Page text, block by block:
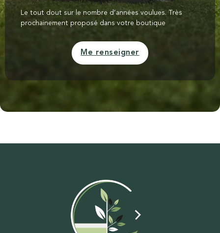
Le tout dout sur le nombre d’années voulues. Très
prochainement proposé dans votre boutique
Me renseigner